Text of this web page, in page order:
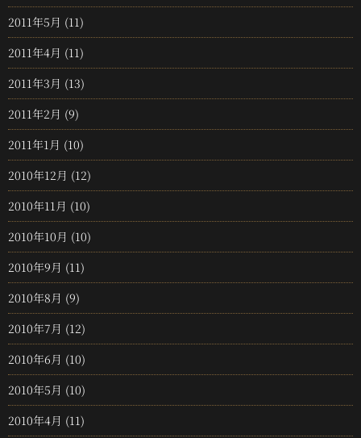
2011年5月 (11)
2011年4月 (11)
2011年3月 (13)
2011年2月 (9)
2011年1月 (10)
2010年12月 (12)
2010年11月 (10)
2010年10月 (10)
2010年9月 (11)
2010年8月 (9)
2010年7月 (12)
2010年6月 (10)
2010年5月 (10)
2010年4月 (11)